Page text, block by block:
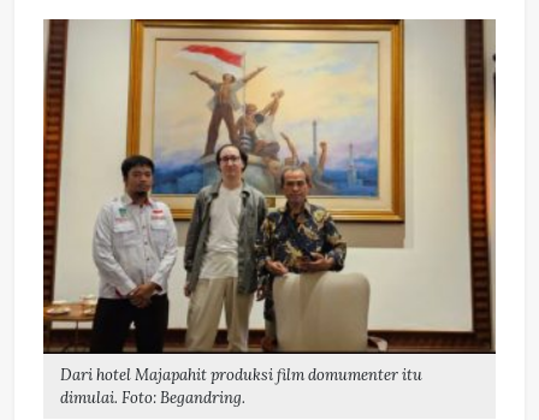
Dari hotel Majapahit produksi film domumenter itu
dimulai. Foto: Begandring.